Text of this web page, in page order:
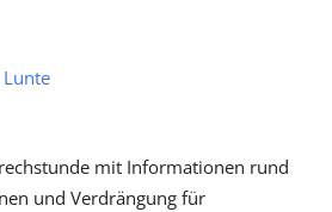
mit Informationen rund
und Verdrängung für